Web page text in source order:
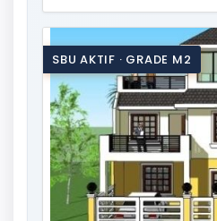
SBU AKTIF · GRADE M2